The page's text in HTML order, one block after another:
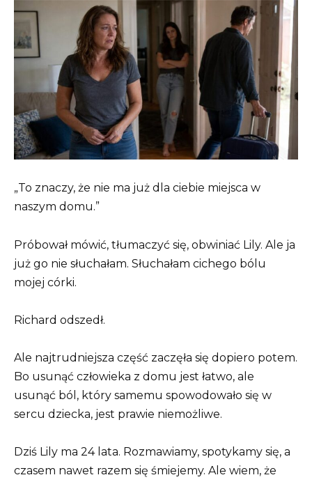
„To znaczy, że nie ma już dla ciebie miejsca w
naszym domu.”
Próbował mówić, tłumaczyć się, obwiniać Lily. Ale ja
już go nie słuchałam. Słuchałam cichego bólu
mojej córki.
Richard odszedł.
Ale najtrudniejsza część zaczęła się dopiero potem.
Bo usunąć człowieka z domu jest łatwo, ale
usunąć ból, który samemu spowodowało się w
sercu dziecka, jest prawie niemożliwe.
Dziś Lily ma 24 lata. Rozmawiamy, spotykamy się, a
czasem nawet razem się śmiejemy. Ale wiem, że